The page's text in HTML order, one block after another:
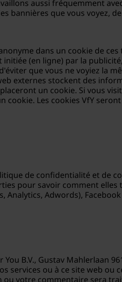
aussi fréquemment
bannières que vous voyez,
dans un cookie de
(en ligne) par la
que vous ne voyiez la
externes stockent des
un cookie. Si vous
Les cookies VfY
de confidentialité et de
pour savoir comment
Analytics, Adwords),
B.V., Gustav Mahlerlaan
services ou à ce site web ou
ou votre commentaire sera